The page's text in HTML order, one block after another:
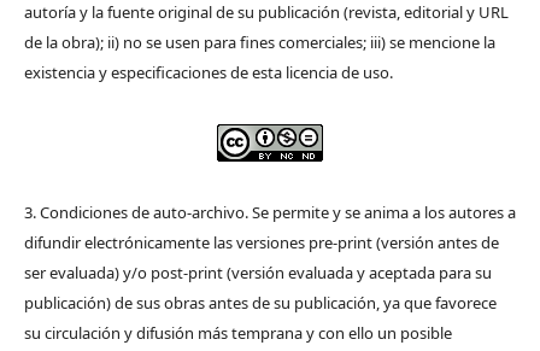
autoría y la fuente original de su publicación (revista, editorial y URL
de la obra); ii) no se usen para fines comerciales; iii) se mencione la
existencia y especificaciones de esta licencia de uso.
3. Condiciones de auto-archivo. Se permite y se anima a los autores a
difundir electrónicamente las versiones pre-print (versión antes de
ser evaluada) y/o post-print (versión evaluada y aceptada para su
publicación) de sus obras antes de su publicación, ya que favorece
su circulación y difusión más temprana y con ello un posible